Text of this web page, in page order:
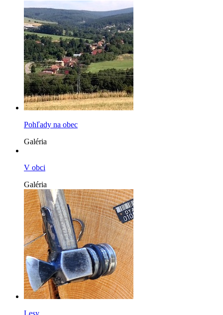
Pohľady na obec
Galéria
V obci
Galéria
Lesy